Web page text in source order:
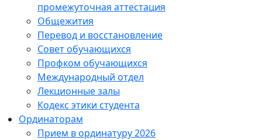
промежуточная аттестация
Общежития
Перевод и восстановление
Совет обучающихся
Профком обучающихся
Международный отдел
Лекционные залы
Кодекс этики студента
Ординаторам
Прием в ординатуру 2026